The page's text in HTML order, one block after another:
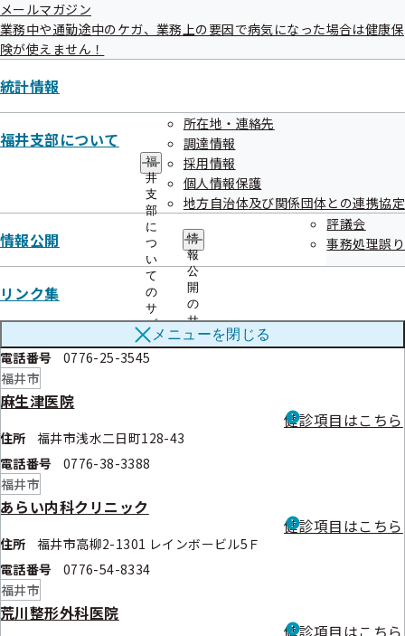
メールマガジン
業務中や通勤途中のケガ、業務上の要因で病気になった場合は健康保
険が使えません！
統計情報
福井支部について
福
井
支
部
に
つ
い
て
の
サ
ブ
メ
ニ
所在地・連絡先
調達情報
採用情報
個人情報保護
地方自治体及び関係団体との連携協定
情報公開
情
報
公
開
の
サ
ブ
メ
評議会
事務処理誤り
リンク集
メニューを閉じる
住所 福井市宝永1-38-15 青山皮膚科２F
電話番号 0776-63-6360
福井市
赤井内科呼吸器クリニック
電話番号 0776-21-0061
電話番号
0776-34-3600
健診項目はこちら
福井市
安土整形外科医院
福井市中央2-7-19
電話番号
0776-25-3545
福井市
麻生津医院
住所
福井市浅水二日町128-43
電話番号
0776-38-3388
健診項目はこちら
福井市
あらい内科クリニック
住所
福井市高柳2-1301 レインボービル5Ｆ
電話番号
0776-54-8334
健診項目はこちら
福井市
荒川整形外科医院
健診項目はこちら